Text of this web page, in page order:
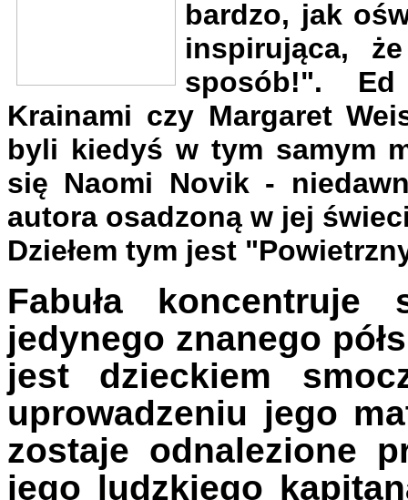
bardzo, jak
inspirująca,
sposób!". Ed
Krainami czy Margaret
byli kiedyś w tym samym
się Naomi Novik -
autora osadzoną w jej
Dziełem tym jest
Fabuła
jedynego znanego
jest dzieckiem
uprowadzeniu jego
zostaje odnalezione
jego ludzkiego